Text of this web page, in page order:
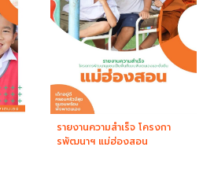
รายงานความสำเร็จ โครงกา
รพัฒนาฯ แม่ฮ่องสอน